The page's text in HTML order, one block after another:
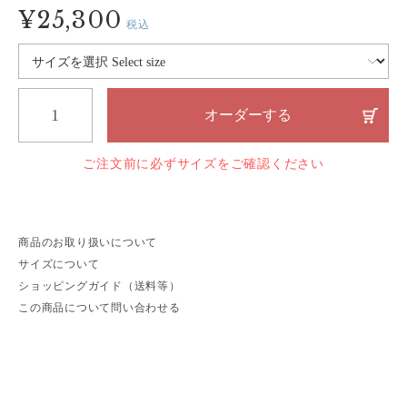
¥25,300 税込
オーダーする
ご注文前に必ずサイズをご確認ください
商品のお取り扱いについて
サイズについて
ショッピングガイド（送料等）
この商品について問い合わせる